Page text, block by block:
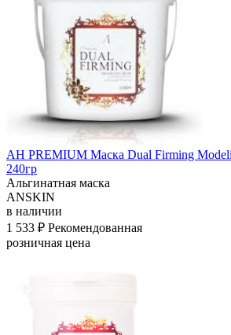
АН PREMIUM Маска Dual Firming
240гр
Альгинатная маска
ANSKIN
в наличии
1 533 ₽ Рекомендованная
розничная цена